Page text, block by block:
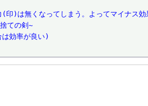
)は無くなってしまう。よってマイナス効
ての剣~
は効率が良い)